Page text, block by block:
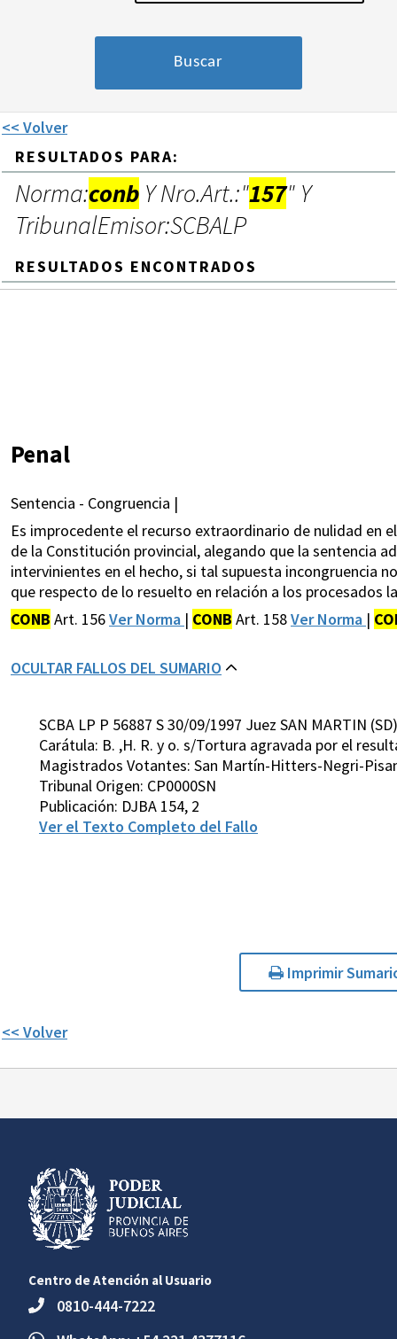
<< Volver
RESULTADOS PARA:
Norma:conb Y Nro.Art.:"157" Y
TribunalEmisor:SCBALP
RESULTADOS ENCONTRADOS
Penal
Sentencia - Congruencia |
Es improcedente el recurso extraordinario de nulidad en
de la Constitución provincial, alegando que la sentencia
intervinientes en el hecho, si tal supuesta incongruencia
que respecto de lo resuelto en relación a los procesados
CONB Art. 156Ver Norma | CONB Art. 158Ver Norma |
OCULTAR FALLOS DEL SUMARIO
SCBA LP P 56887 S 30/09/1997 Juez SAN MARTIN (SD)
Carátula: B. ,H. R. y o. s/Tortura agravada por el
Magistrados Votantes: San Martín-Hitters-Negri-
Tribunal Origen: CP0000SN
Publicación: DJBA 154, 2
Ver el Texto Completo del Fallo
Imprimir
<< Volver
Centro de Atención al Usuario
0810-444-7222